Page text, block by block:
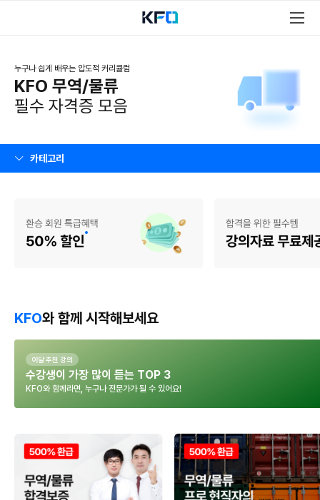
누구나 쉽게 배우는 압도적 커리큘럼
KFO 무역/물류
필수 자격증 모음
카테고리
KFO와 함께 시작해보세요
이달 추천 강의
수강생이 가장 많이 듣는 TOP 3
KFO와 함께라면, 누구나 전문가가 될 수 있어요!